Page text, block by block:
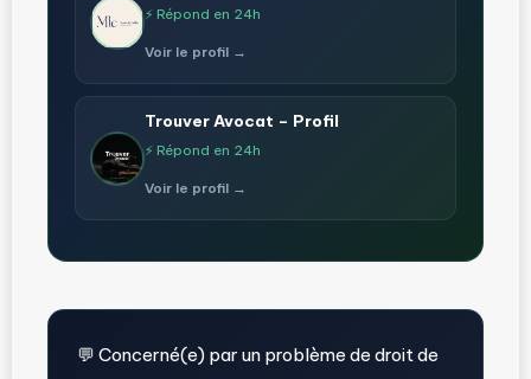
⚡ Répond en 24h
Voir le profil →
Trouver Avocat – Profil
⚡ Répond en 24h
Voir le profil →
💬 Concerné(e) par un problème de droit de